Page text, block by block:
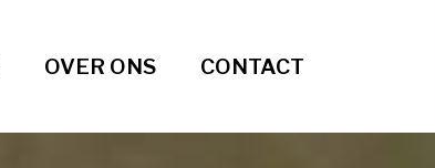
OVER ONS CONTACT